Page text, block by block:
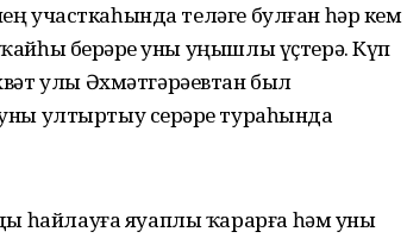
участкаһында теләге булған һәр кем
берҙәре уны уңышлы үҫтерә. Күп
улы Әхмәтгәрәевтан был
ултыртыу серҙәре тураһында
һайлауға яуаплы ҡарарға һәм уны